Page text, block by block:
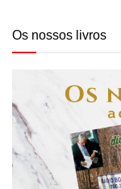
Os nossos livros